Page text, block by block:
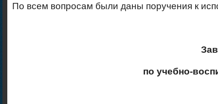
По всем вопросам были даны поручения к
по учебно-